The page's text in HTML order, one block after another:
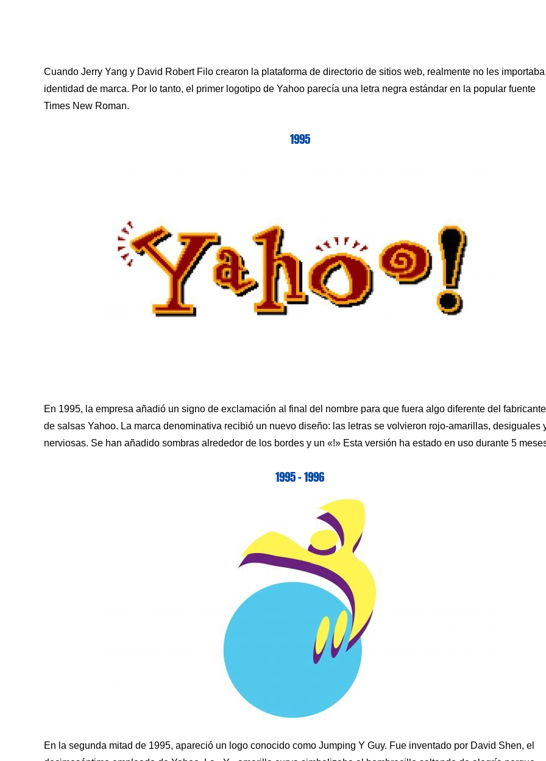
Cuando Jerry Yang y David Robert Filo crearon la plataforma de directorio de sitios web, realmente no les
identidad de marca. Por lo tanto, el primer logotipo de Yahoo parecía una letra negra estándar en la popular fuente
Times New Roman.
1995
En 1995, la empresa añadió un signo de exclamación al final del nombre para que fuera algo diferente del fabricante
de salsas Yahoo. La marca denominativa recibió un nuevo diseño: las letras se volvieron rojo-amarillas, desiguales
nerviosas. Se han añadido sombras alrededor de los bordes y un «!» Esta versión ha estado en uso durante 5
1995 – 1996
En la segunda mitad de 1995, apareció un logo conocido como Jumping Y Guy. Fue inventado por David Shen, el